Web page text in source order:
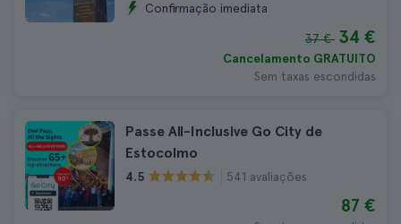
Confirmação imediata
37 € 34 €
Cancelamento GRATUITO
Sem taxas escondidas
Passe All-Inclusive Go City de
Estocolmo
4.5 541 avaliações
87 €